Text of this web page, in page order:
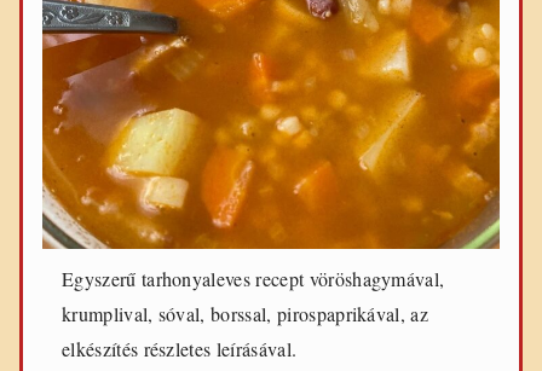
Egyszerű tarhonyaleves recept vöröshagymával,
krumplival, sóval, borssal, pirospaprikával, az
elkészítés részletes leírásával.